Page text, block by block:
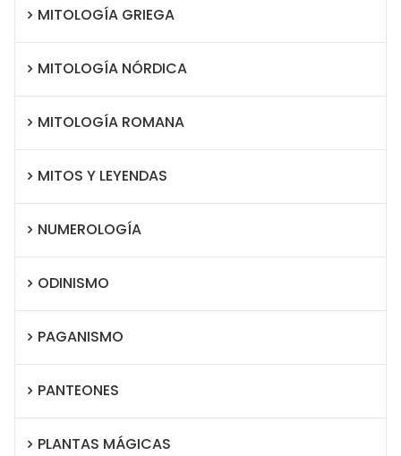
MITOLOGÍA GRIEGA
MITOLOGÍA NÓRDICA
MITOLOGÍA ROMANA
MITOS Y LEYENDAS
NUMEROLOGÍA
ODINISMO
PAGANISMO
PANTEONES
PLANTAS MÁGICAS